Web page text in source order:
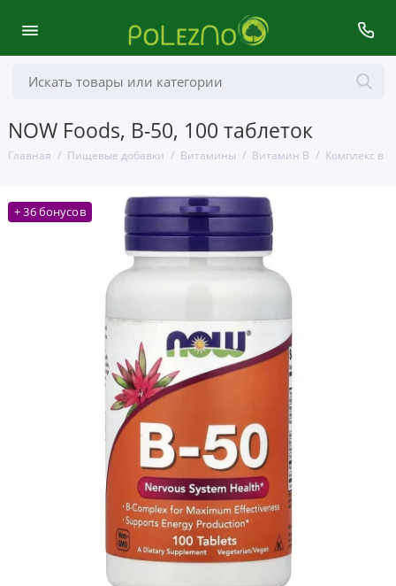
NOW Foods, B-50, 100 таблеток
Главная Пищевые добавки Витамины Витамин B Комплекс
+ 36 бонусов